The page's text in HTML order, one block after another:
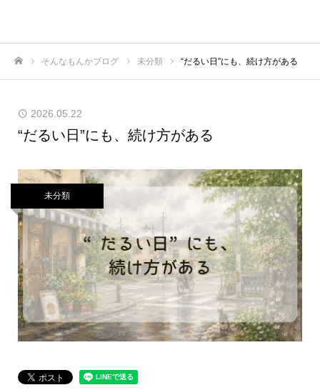
そんなもんかブログ 未分類 “だるい日”にも、続け方がある
2026.05.22
“だるい日”にも、続け方がある
未分類